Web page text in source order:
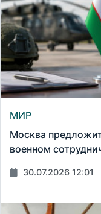
МИР
Москва
военном
30.07.2026 12:01